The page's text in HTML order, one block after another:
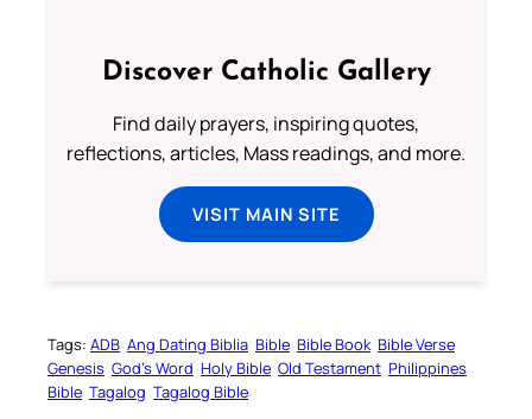
Discover Catholic Gallery
Find daily prayers, inspiring quotes,
reflections, articles, Mass readings, and more.
VISIT MAIN SITE
Tags: ADB Ang Dating Biblia Bible Bible Book Bible Verse
Genesis God’s Word Holy Bible Old Testament Philippines
Bible Tagalog Tagalog Bible